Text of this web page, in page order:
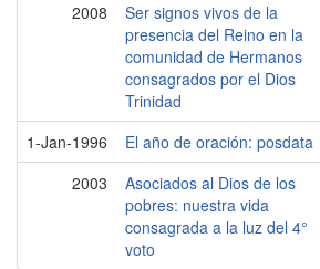
2008
Ser signos vivos de la
presencia del Reino en la
comunidad de Hermanos
consagrados por el Dios
Trinidad
1-Jan-1996 El año de oración: posdata
2003
Asociados al Dios de los
pobres: nuestra vida
consagrada a la luz del 4°
voto